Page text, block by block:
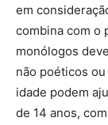
em
combina com o
monólogos
não poéticos
idade podem
de 14 anos,